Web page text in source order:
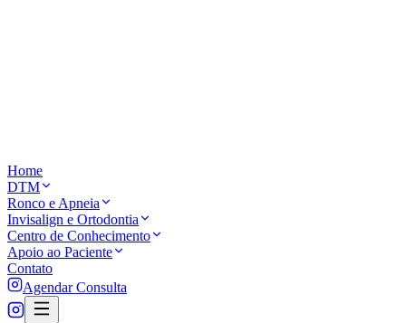
Home
DTM
Ronco e Apneia
Invisalign e Ortodontia
Centro de Conhecimento
Apoio ao Paciente
Contato
Agendar Consulta